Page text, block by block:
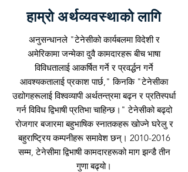
हाम्रो अर्थव्यवस्थाको लागि
अनुसन्धानले "टेनेसीको कार्यबलमा विदेशी र
अमेरिकामा जन्मेका दुवै कामदारहरू बीच भाषा
विविधतालाई आकर्षित गर्ने र प्रवर्द्धन गर्ने
आवश्यकतालाई प्रकाश पार्छ," किनकि "टेनेसीका
उद्योगहरूलाई विश्वव्यापी अर्थतन्त्रमा बढ्न र प्रतिस्पर्धा
गर्न विविध द्विभाषी प्रतिभा चाहिन्छ।" टेनेसीको बढ्दो
रोजगार बजारमा बहुभाषिक स्नातकहरू खोज्ने घरेलु र
बहुराष्ट्रिय कम्पनीहरू समावेश छन्। 2010-2016
सम्म, टेनेसीमा द्विभाषी कामदारहरूको माग झन्डै तीन
गुणा बढ्यो।